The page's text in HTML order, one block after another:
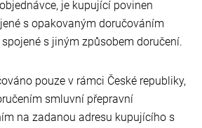
je kupující povinen
s opakovaným doručováním
s jiným způsobem doručení.
pouze v rámci České republiky,
smluvní přepravní
na zadanou adresu kupujícího s